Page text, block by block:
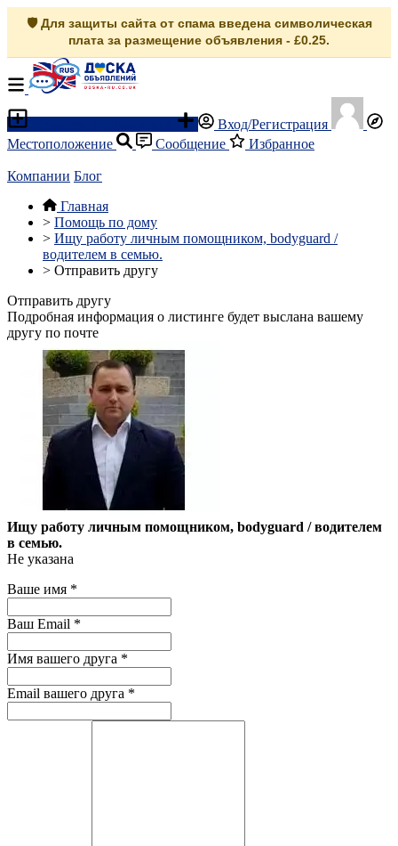
🛡️ Для защиты сайта от спама введена символическая
плата за размещение объявления - £0.25.
Вход/Регистрация
Местоположение
Сообщение Избранное
Компании Блог
Главная
> Помощь по дому
> Ищу работу личным помощником, bodyguard /
водителем в семью.
> Отправить другу
Отправить другу
Подробная информация о листинге будет выслана вашему
другу по почте
Ищу работу личным помощником, bodyguard / водителем
в семью.
Не указана
Ваше имя *
Ваш Email *
Имя вашего друга *
Email вашего друга *